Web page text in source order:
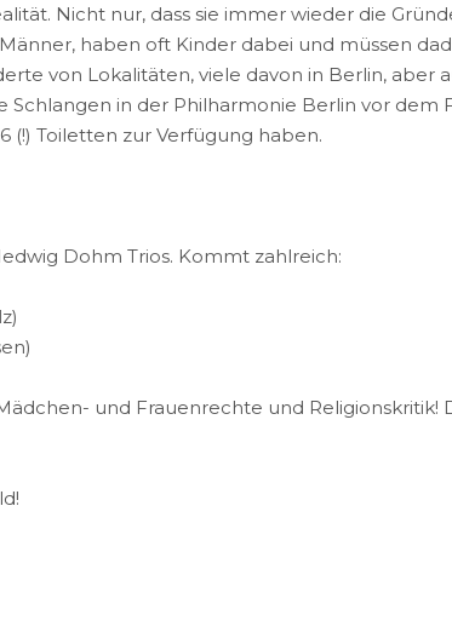
Nicht nur, dass sie immer wieder die
haben oft Kinder dabei und müssen
von Lokalitäten, viele davon in Berlin, aber
Schlangen in der Philharmonie Berlin vor dem
(!) Toiletten zur Verfügung haben.
Dohm Trios. Kommt zahlreich:
und Frauenrechte und